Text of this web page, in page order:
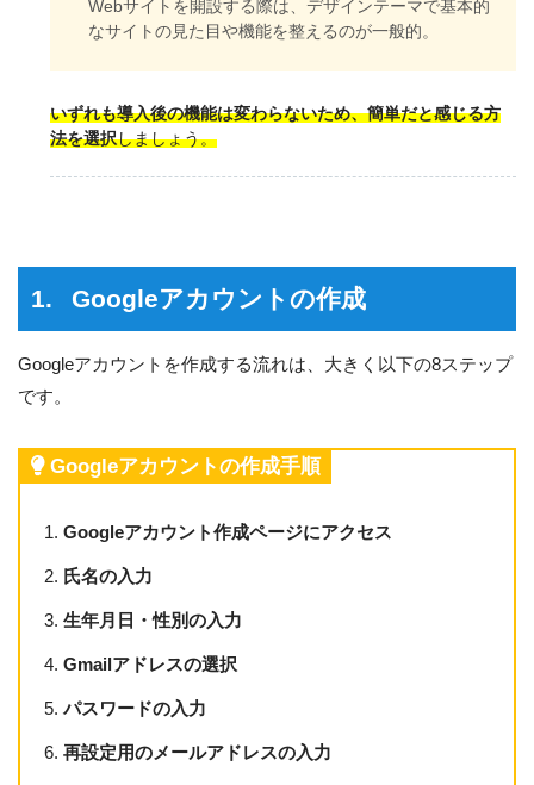
Webサイトを開設する際は、デザインテーマで基本的
なサイトの見た目や機能を整えるのが一般的。
いずれも導入後の機能は変わらないため、簡単だと感じる方
法を選択しましょう。
Googleアカウントの作成
Googleアカウントを作成する流れは、大きく以下の8ステップ
です。
Googleアカウントの作成手順
Googleアカウント作成ページにアクセス
氏名の入力
生年月日・性別の入力
Gmailアドレスの選択
パスワードの入力
再設定用のメールアドレスの入力